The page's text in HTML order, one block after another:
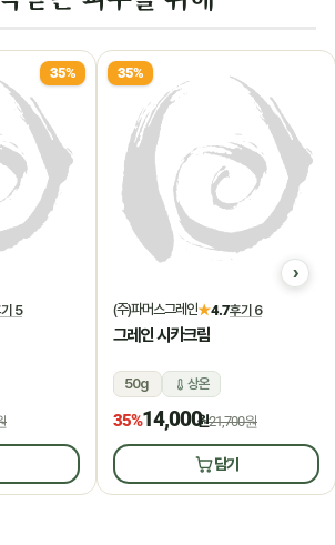
35%
5
35%
(주)파머스그레인★4.7후기 6
그레인 시카크림
50g 상온
35%14,000원21,700원
담기